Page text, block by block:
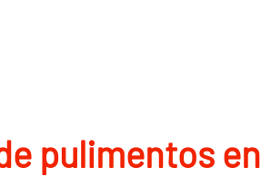
pulimentos en